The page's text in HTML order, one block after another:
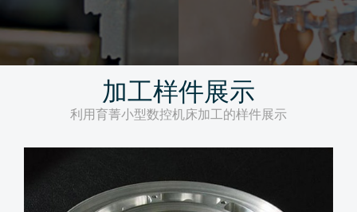
加工样件展示
利用育菁小型数控机床加工的样件展示